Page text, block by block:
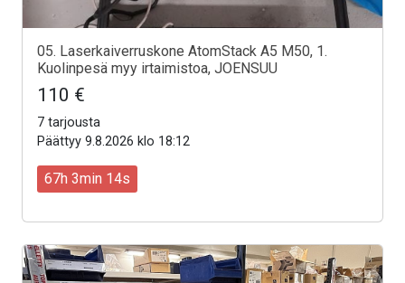
05. Laserkaiverruskone AtomStack A5 M50, 1.
Kuolinpesä myy irtaimistoa, JOENSUU
110 €
7 tarjousta
Päättyy 9.8.2026 klo 18:12
67h 3min 12s